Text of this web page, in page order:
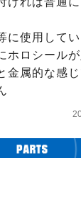
に使用して
ホロシール
金属的な感